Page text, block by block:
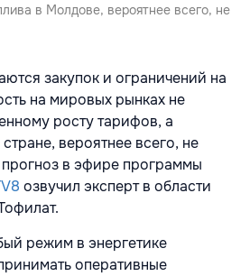
в Молдове, вероятнее всего, не
закупок и ограничений на
на мировых рынках не
росту тарифов, а
вероятнее всего, не
в эфире программы
озвучил эксперт в области
режим в энергетике
оперативные